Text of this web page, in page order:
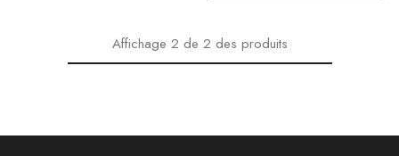
Affichage 2 de 2 des produits